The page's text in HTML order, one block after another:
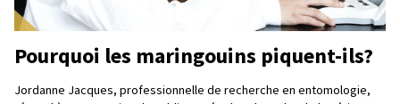
Pourquoi les maringouins piquent-ils?
Jordanne Jacques, professionnelle de recherche en entomologie,